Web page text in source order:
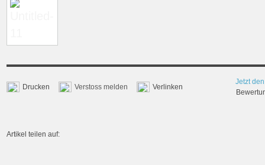
Drucken Verstoss melden Verlinken
Jetzt
Artikel teilen auf: